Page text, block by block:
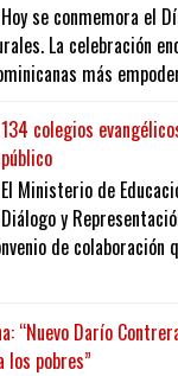
Hoy se conmemora el
La celebración
más
134 colegios
público
El Ministerio de
Diálogo y
de colaboración
“Nuevo Darío
los pobres”